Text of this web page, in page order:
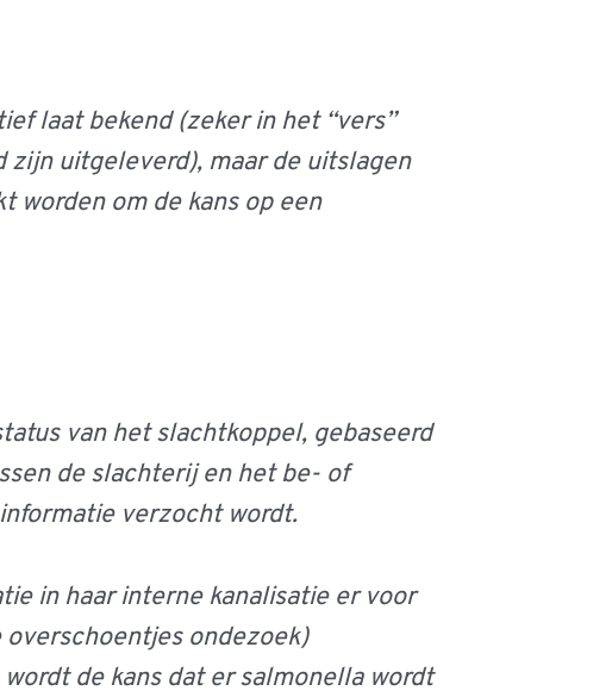
laat bekend (zeker in het “vers”
uitgeleverd), maar de uitslagen
worden om de kans op een
van het slachtkoppel, gebaseerd
de slachterij en het be- of
verzocht wordt.
in haar interne kanalisatie er voor
ondezoek)
de kans dat er salmonella wordt